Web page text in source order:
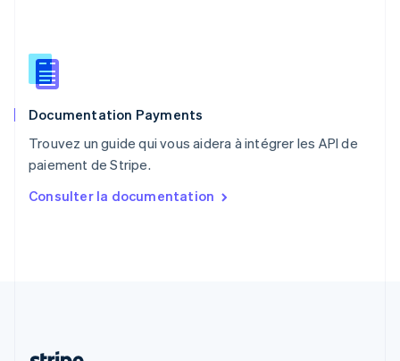
Documentation Payments
Trouvez un guide qui vous aidera à intégrer les API de
paiement de Stripe.
Consulter la documentation
English
Roumanie
Royaume-Uni
Singapour
English 简体中文
English